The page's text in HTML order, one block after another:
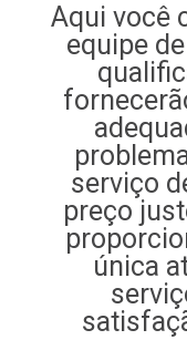
Aqui você
equipe
serviço
preço
única